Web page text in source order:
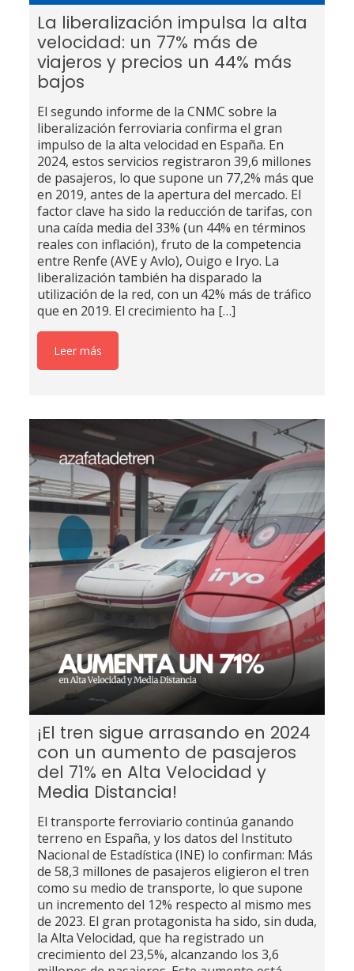
La liberalización impulsa la alta
velocidad: un 77% más de
viajeros y precios un 44% más
bajos
El segundo informe de la CNMC sobre la
liberalización ferroviaria confirma el gran
impulso de la alta velocidad en España. En
2024, estos servicios registraron 39,6 millones
de pasajeros, lo que supone un 77,2% más que
en 2019, antes de la apertura del mercado. El
factor clave ha sido la reducción de tarifas, con
una caída media del 33% (un 44% en términos
reales con inflación), fruto de la competencia
entre Renfe (AVE y Avlo), Ouigo e Iryo. La
liberalización también ha disparado la
utilización de la red, con un 42% más de tráfico
que en 2019. El crecimiento ha […]
Leer más
¡El tren sigue arrasando en 2024
con un aumento de pasajeros
del 71% en Alta Velocidad y
Media Distancia!
El transporte ferroviario continúa ganando
terreno en España, y los datos del Instituto
Nacional de Estadística (INE) lo confirman: Más
de 58,3 millones de pasajeros eligieron el tren
como su medio de transporte, lo que supone
un incremento del 12% respecto al mismo mes
de 2023. El gran protagonista ha sido, sin duda,
la Alta Velocidad, que ha registrado un
crecimiento del 23,5%, alcanzando los 3,6